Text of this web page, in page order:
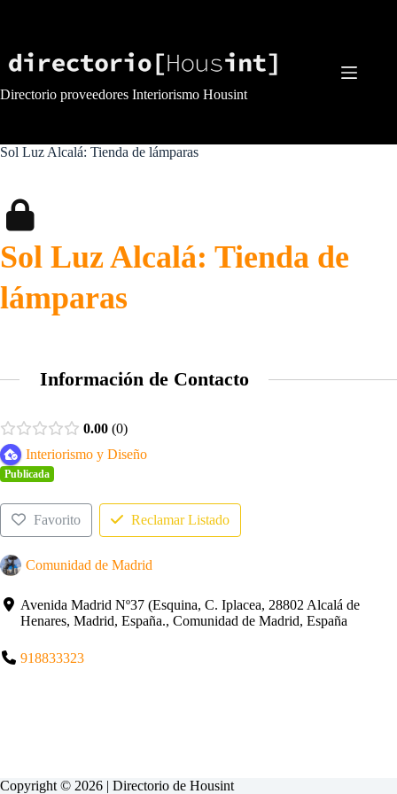
Directorio proveedores Interiorismo Housint
Sol Luz Alcalá: Tienda de lámparas
Sol Luz Alcalá: Tienda de
lámparas
Información de Contacto
0.00 0
Interiorismo y Diseño
Publicada
Favorito Reclamar Listado
Comunidad de Madrid
Avenida Madrid Nº37 (Esquina, C. Iplacea, 28802 Alcalá de
Henares, Madrid, España., Comunidad de Madrid, España
918833323
Copyright © 2026 | Directorio de Housint